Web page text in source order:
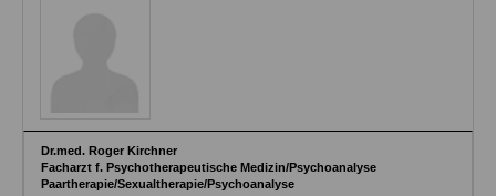
Dr.med. Roger Kirchner
Facharzt f. Psychotherapeutische Medizin/Psychoanalyse
Paartherapie/Sexualtherapie/Psychoanalyse